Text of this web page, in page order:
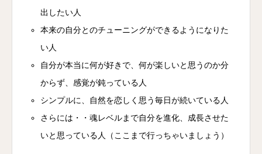
出したい人
本来の自分とのチューニングができるようになりた
い人
自分が本当に何が好きで、何が楽しいと思うのか分
からず、感覚が鈍っている人
シンプルに、自然を恋しく思う毎日が続いている人
さらには・・魂レベルまで自分を進化、成長させた
いと思っている人（ここまで行っちゃいましょう）